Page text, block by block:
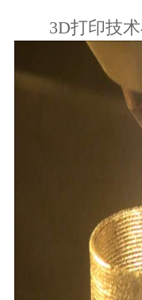
3D打印技术在